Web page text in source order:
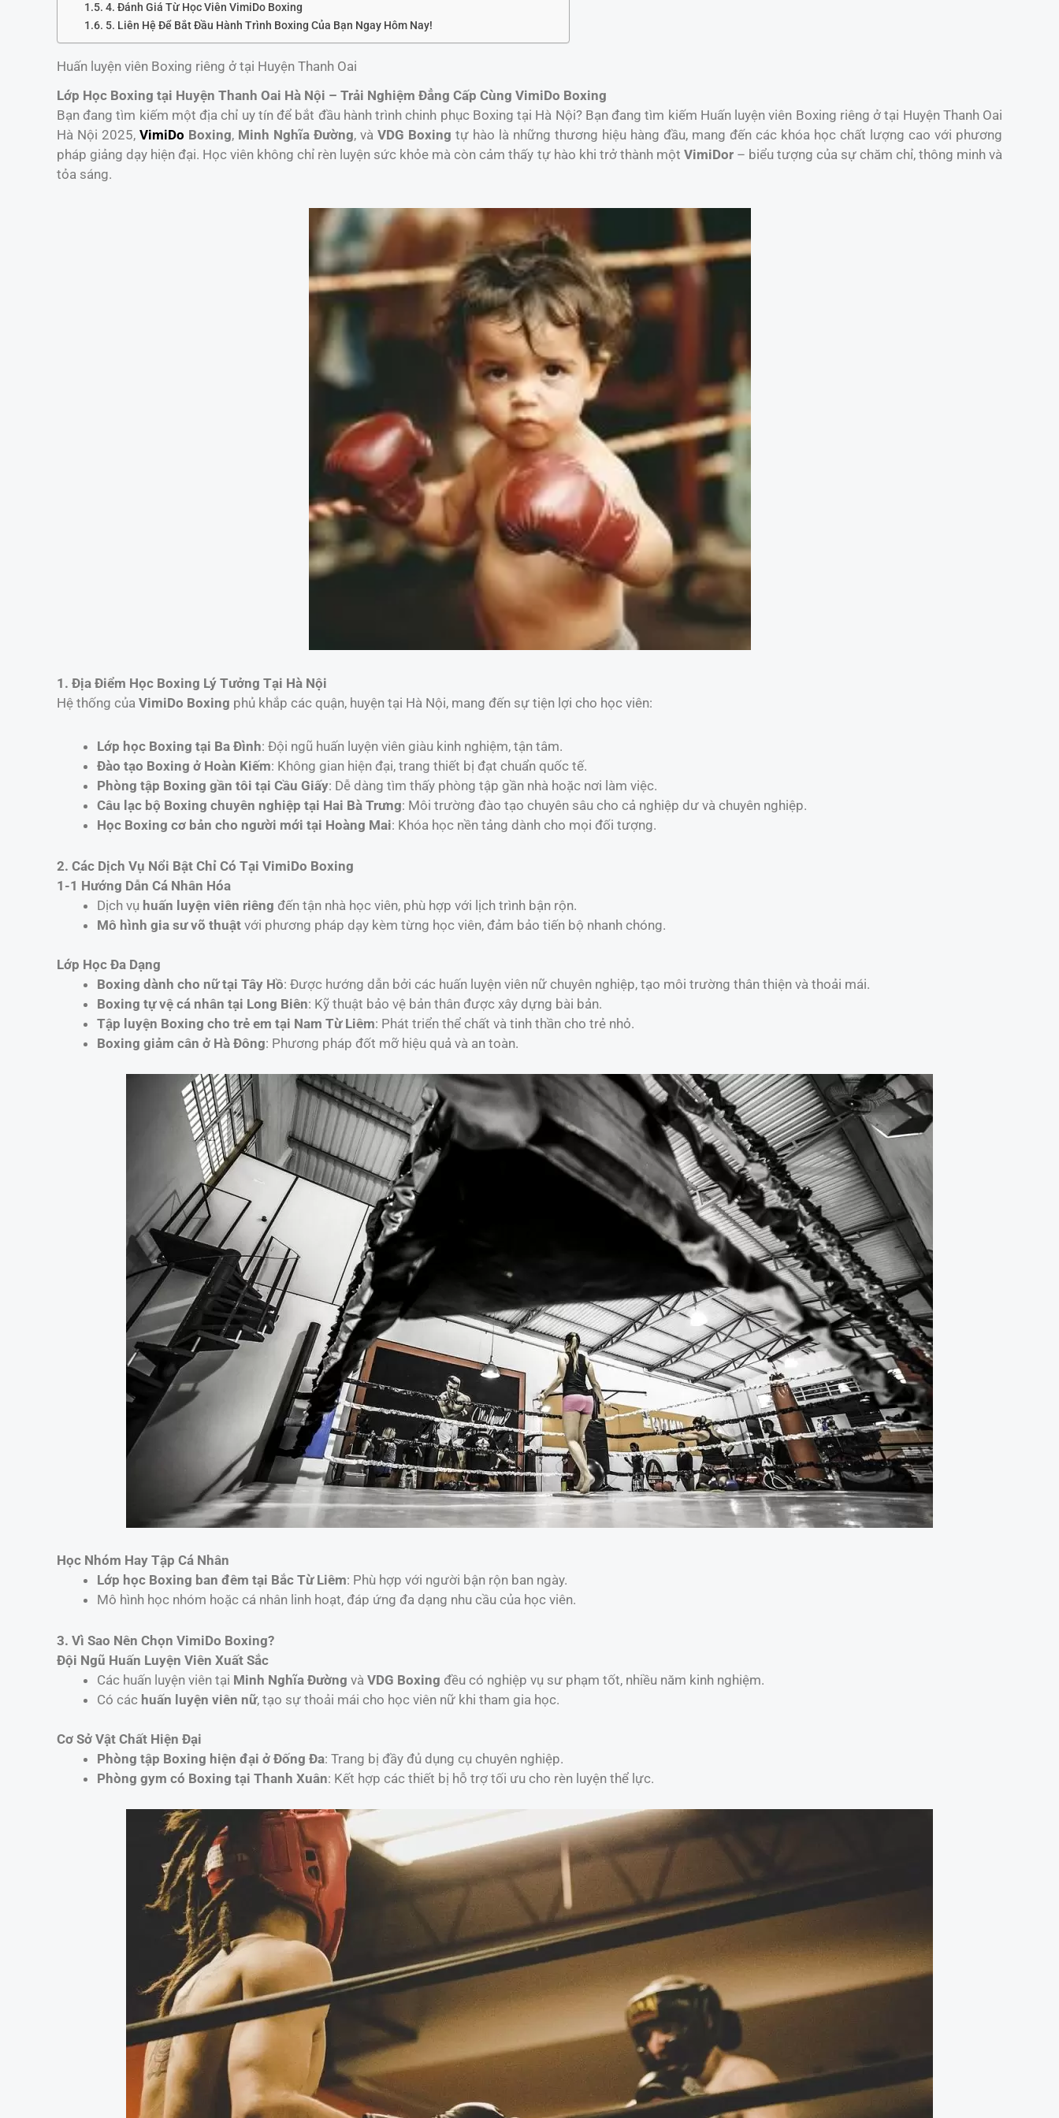
4. Đánh Giá Từ Học Viên VimiDo Boxing
5. Liên Hệ Để Bắt Đầu Hành Trình Boxing Của Bạn Ngay Hôm Nay!
Huấn luyện viên Boxing riêng ở tại Huyện Thanh Oai
Lớp Học Boxing tại Huyện Thanh Oai Hà Nội – Trải Nghiệm Đẳng Cấp Cùng VimiDo Boxing
Bạn đang tìm kiếm một địa chỉ uy tín để bắt đầu hành trình chinh phục Boxing tại Hà Nội? Bạn đang tìm kiếm Huấn luyện viên Boxing riêng ở tại Huyện Thanh Oai
Hà Nội 2025, VimiDo Boxing, Minh Nghĩa Đường, và VDG Boxing tự hào là những thương hiệu hàng đầu, mang đến các khóa học chất lượng cao với phương
pháp giảng dạy hiện đại. Học viên không chỉ rèn luyện sức khỏe mà còn cảm thấy tự hào khi trở thành một VimiDor– biểu tượng của sự chăm chỉ, thông minh và
tỏa sáng.
1. Địa Điểm Học Boxing Lý Tưởng Tại Hà Nội
Hệ thống của VimiDo Boxing phủ khắp các quận, huyện tại Hà Nội, mang đến sự tiện lợi cho học viên:
Lớp học Boxing tại Ba Đình: Đội ngũ huấn luyện viên giàu kinh nghiệm, tận tâm.
Đào tạo Boxing ở Hoàn Kiếm: Không gian hiện đại, trang thiết bị đạt chuẩn quốc tế.
Phòng tập Boxing gần tôi tại Cầu Giấy: Dễ dàng tìm thấy phòng tập gần nhà hoặc nơi làm việc.
Câu lạc bộ Boxing chuyên nghiệp tại Hai Bà Trưng: Môi trường đào tạo chuyên sâu cho cả nghiệp dư và chuyên nghiệp.
Học Boxing cơ bản cho người mới tại Hoàng Mai: Khóa học nền tảng dành cho mọi đối tượng.
2. Các Dịch Vụ Nổi Bật Chỉ Có Tại VimiDo Boxing
1-1 Hướng Dẫn Cá Nhân Hóa
Dịch vụ huấn luyện viên riêng đến tận nhà học viên, phù hợp với lịch trình bận rộn.
Mô hình gia sư võ thuật với phương pháp dạy kèm từng học viên, đảm bảo tiến bộ nhanh chóng.
Lớp Học Đa Dạng
Boxing dành cho nữ tại Tây Hồ: Được hướng dẫn bởi các huấn luyện viên nữ chuyên nghiệp, tạo môi trường thân thiện và thoải mái.
Boxing tự vệ cá nhân tại Long Biên: Kỹ thuật bảo vệ bản thân được xây dựng bài bản.
Tập luyện Boxing cho trẻ em tại Nam Từ Liêm: Phát triển thể chất và tinh thần cho trẻ nhỏ.
Boxing giảm cân ở Hà Đông: Phương pháp đốt mỡ hiệu quả và an toàn.
Học Nhóm Hay Tập Cá Nhân
Lớp học Boxing ban đêm tại Bắc Từ Liêm: Phù hợp với người bận rộn ban ngày.
Mô hình học nhóm hoặc cá nhân linh hoạt, đáp ứng đa dạng nhu cầu của học viên.
3. Vì Sao Nên Chọn VimiDo Boxing?
Đội Ngũ Huấn Luyện Viên Xuất Sắc
Các huấn luyện viên tại Minh Nghĩa Đường và VDG Boxing đều có nghiệp vụ sư phạm tốt, nhiều năm kinh nghiệm.
Có các huấn luyện viên nữ, tạo sự thoải mái cho học viên nữ khi tham gia học.
Cơ Sở Vật Chất Hiện Đại
Phòng tập Boxing hiện đại ở Đống Đa: Trang bị đầy đủ dụng cụ chuyên nghiệp.
Phòng gym có Boxing tại Thanh Xuân: Kết hợp các thiết bị hỗ trợ tối ưu cho rèn luyện thể lực.